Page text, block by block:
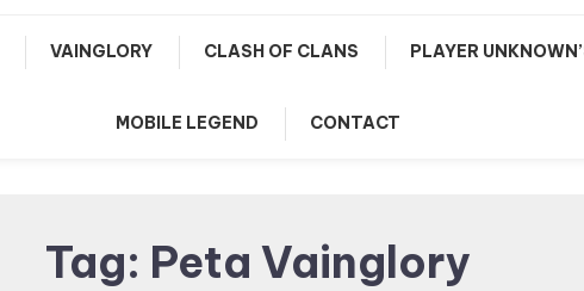
VAINGLORY CLASH OF CLANS PLAYER
MOBILE LEGEND CONTACT
Tag: Peta Vainglory